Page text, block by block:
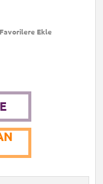
Favorilere Ekle